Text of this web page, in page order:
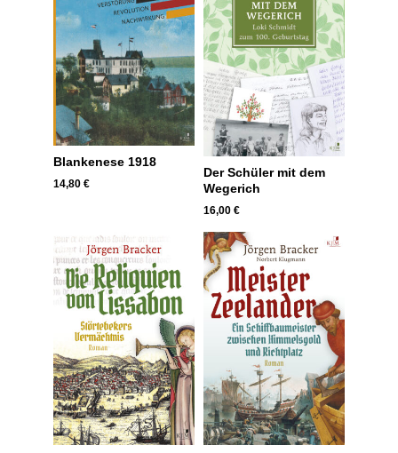
Blankenese 1918
14,80 €
Der Schüler mit dem
Wegerich
16,00 €